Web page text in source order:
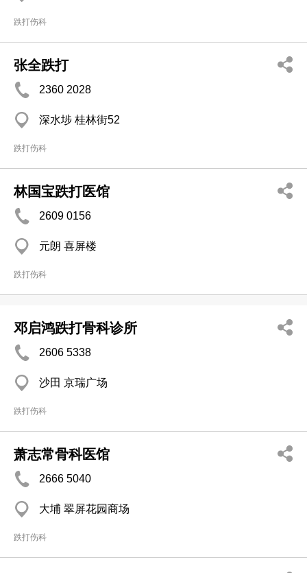
跌打伤科
张全跌打
2360 2028
深水埗 桂林街52
跌打伤科
林国宝跌打医馆
2609 0156
元朗 喜屏楼
跌打伤科
邓启鸿跌打骨科诊所
2606 5338
沙田 京瑞广场
跌打伤科
萧志常骨科医馆
2666 5040
大埔 翠屏花园商场
跌打伤科